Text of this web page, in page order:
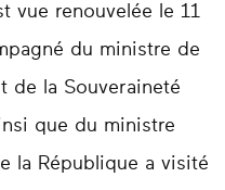
vue renouvelée le 11
du ministre de
de la Souveraineté
que du ministre
la République a visité